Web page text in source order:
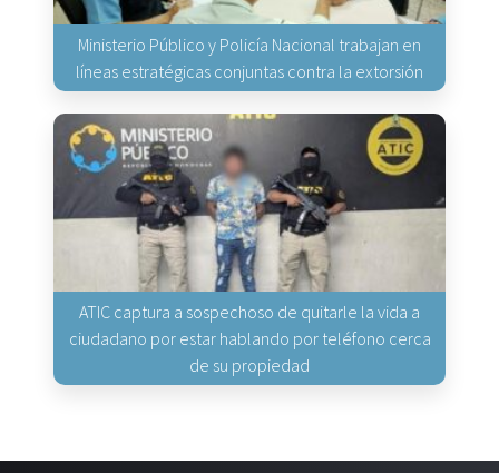
Ministerio Público y Policía Nacional trabajan en
líneas estratégicas conjuntas contra la extorsión
ATIC captura a sospechoso de quitarle la vida a
ciudadano por estar hablando por teléfono cerca
de su propiedad